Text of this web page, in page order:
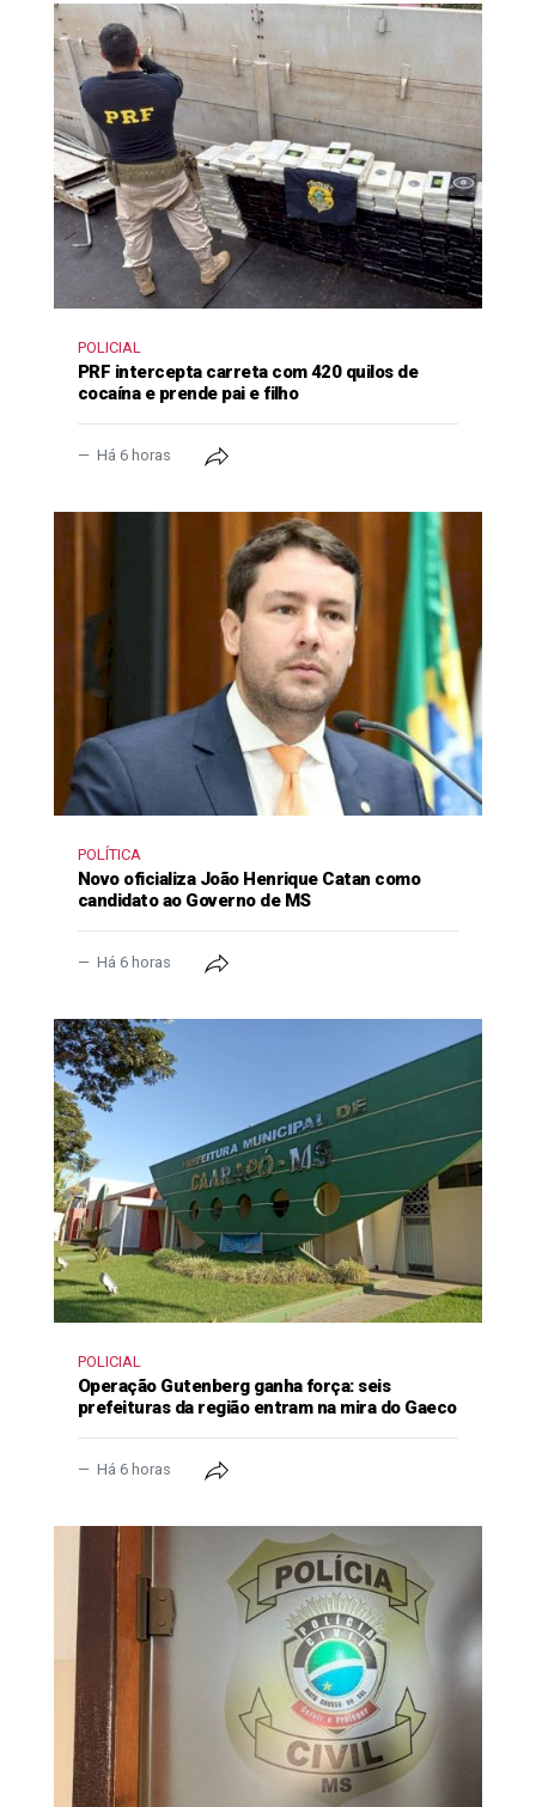
POLICIAL
PRF intercepta carreta com 420 quilos de
cocaína e prende pai e filho
Há 6 horas
POLÍTICA
Novo oficializa João Henrique Catan como
candidato ao Governo de MS
Há 6 horas
POLICIAL
Operação Gutenberg ganha força: seis
prefeituras da região entram na mira do Gaeco
Há 6 horas